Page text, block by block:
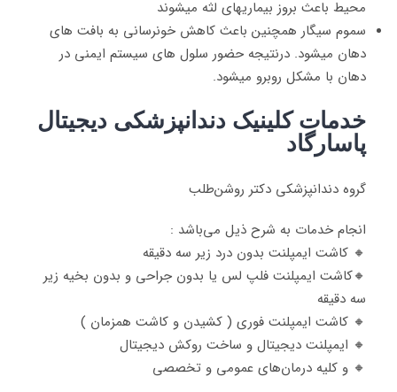
محیط باعث بروز بیماریهای لثه میشوند
سموم سیگار همچنین باعث کاهش خونرسانی به بافت های
دهان میشود. درنتیجه حضور سلول های سیستم ایمنی در
دهان با مشکل روبرو میشود.
خدمات کلینیک دندانپزشکی دیجیتال
پاسارگاد
گروه دندانپزشکی دکتر روشن‌طلب
انجام خدمات به شرح ذیل می‌باشد :
🔸️ کاشت ایمپلنت بدون درد زیر سه دقیقه
🔸️کاشت ایمپلنت فلپ لس یا بدون جراحی و بدون بخیه زیر
سه دقیقه
🔸️ کاشت ایمپلنت فوری ( کشیدن و کاشت همزمان )
🔸️ ایمپلنت دیجیتال و ساخت روکش دیجیتال
🔸 و کلیه درمان‌های عمومی و تخصصی